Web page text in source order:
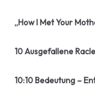
„How I Met Your
10 Ausgefallene
10:10 Bedeutung –